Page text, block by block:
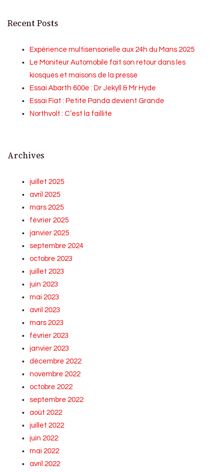
Recent Posts
Expérience multisensorielle aux 24h du Mans 2025
Le Moniteur Automobile fait son retour dans les
kiosques et maisons de la presse
Essai Abarth 600e : Dr Jekyll & Mr Hyde
Essai Fiat : Petite Panda devient Grande
Northvolt : C’est la faillite
Archives
juillet 2025
avril 2025
mars 2025
février 2025
janvier 2025
septembre 2024
octobre 2023
juillet 2023
juin 2023
mai 2023
avril 2023
mars 2023
février 2023
janvier 2023
décembre 2022
novembre 2022
octobre 2022
septembre 2022
août 2022
juillet 2022
juin 2022
mai 2022
avril 2022